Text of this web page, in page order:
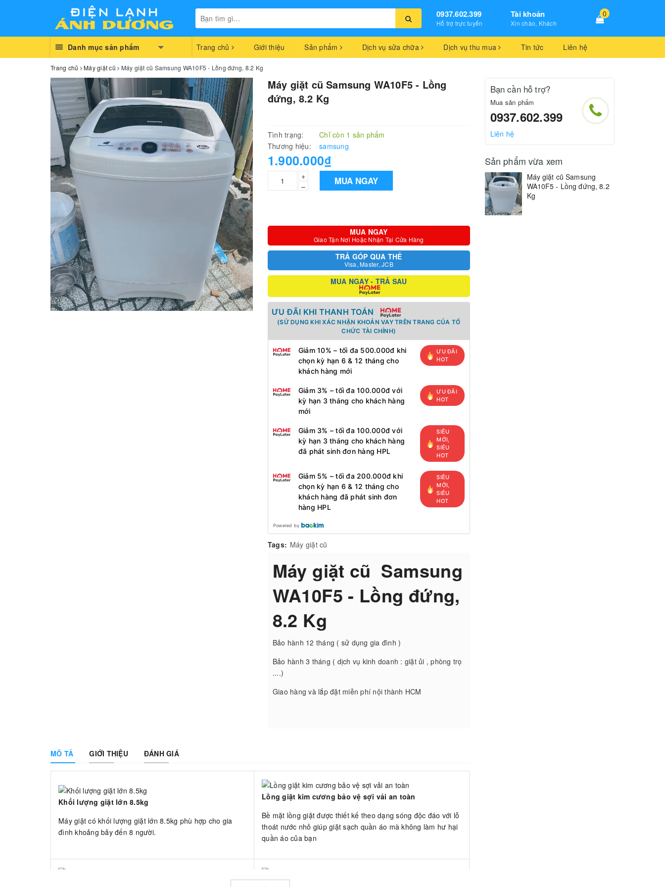
0937.602.399
Hỗ trợ trực tuyến
Tài khoản
Xin chào, Khách
0
Danh mục sản phẩm Trang chủ Giới thiệu Sản phẩm Dịch vụ sửa chữa Dịch vụ thu mua Tin tức Liên hệ
Trang chủ Máy giặt cũ Máy giặt cũ Samsung WA10F5 - Lồng đứng, 8.2 Kg
Máy giặt cũ Samsung WA10F5 - Lồng
đứng, 8.2 Kg
Tình trạng:
Chỉ còn 1 sản phẩm
Thương hiệu:
samsung
1.900.000₫
+
–
MUA NGAY
MUA NGAY
Giao Tận Nơi Hoặc Nhận Tại Cửa Hàng
TRẢ GÓP QUA THẺ
Visa, Master, JCB
MUA NGAY - TRẢ SAU
ƯU ĐÃI KHI THANH TOÁN
(SỬ DỤNG KHI XÁC NHẬN KHOẢN VAY TRÊN TRANG CỦA TỔ
CHỨC TÀI CHÍNH)
Giảm 10% – tối đa 500.000đ khi
chọn kỳ hạn 6 & 12 tháng cho
khách hàng mới
ƯU ĐÃI
HOT
Giảm 3% – tối đa 100.000đ với
kỳ hạn 3 tháng cho khách hàng
mới
ƯU ĐÃI
HOT
Giảm 3% – tối đa 100.000đ với
kỳ hạn 3 tháng cho khách hàng
đã phát sinh đơn hàng HPL
SIÊU
MỚI,
SIÊU
HOT
Giảm 5% – tối đa 200.000đ khi
chọn kỳ hạn 6 & 12 tháng cho
khách hàng đã phát sinh đơn
hàng HPL
SIÊU
MỚI,
SIÊU
HOT
Powered by
Tags: Máy giặt cũ
Máy giặt cũ Samsung
WA10F5 - Lồng đứng,
8.2 Kg
Bảo hành 12 tháng ( sử dụng gia đình )
Bảo hành 3 tháng ( dịch vụ kinh doanh : giặt ủi , phòng trọ
....)
Giao hàng và lắp đặt miễn phí nội thành HCM
MÔ TẢ GIỚI THIỆU ĐÁNH GIÁ
Khối lượng giặt lớn 8.5kg
Máy giặt có khối lượng giặt lớn 8.5kg phù hợp cho gia
đình khoảng bảy đến 8 người.
Lồng giặt kim cương bảo vệ sợi vải an toàn
Bề mặt lồng giặt được thiết kế theo dạng sóng độc đáo với lỗ
thoát nước nhỏ giúp giặt sạch quần áo mà không làm hư hại
quần áo của bạn
Nắp kính chịu lực
Bạn cần hỗ trợ?
Mua sản phẩm
0937.602.399
Liên hệ
Sản phẩm vừa xem
Máy giặt cũ Samsung
WA10F5 - Lồng đứng, 8.2
Kg